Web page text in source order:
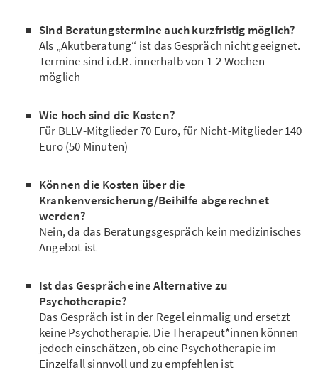
Sind Beratungstermine auch kurzfristig möglich?
Als „Akutberatung“ ist das Gespräch nicht geeignet.
Termine sind i.d.R. innerhalb von 1-2 Wochen
möglich
Wie hoch sind die Kosten?
Für BLLV-Mitglieder 70 Euro, für Nicht-Mitglieder 140
Euro (50 Minuten)
Können die Kosten über die
Krankenversicherung/Beihilfe abgerechnet
werden?
Nein, da das Beratungsgespräch kein medizinisches
Angebot ist
Ist das Gespräch eine Alternative zu
Psychotherapie?
Das Gespräch ist in der Regel einmalig und ersetzt
keine Psychotherapie. Die Therapeut*innen können
jedoch einschätzen, ob eine Psychotherapie im
Einzelfall sinnvoll und zu empfehlen ist